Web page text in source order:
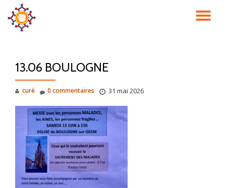
Aller
13.06 BOULOGNE
curé 31 mai 2026
0 commentaires